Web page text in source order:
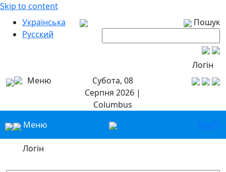
Skip to content
Українська
Русский
Пошук
Логін
Меню
Субота, 08
Серпня 2026 |
Columbus
Меню
УкрРу
Логін